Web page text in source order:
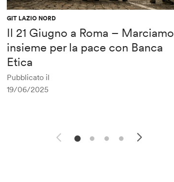
GIT LAZIO NORD
Il 21 Giugno a Roma – Marciamo
insieme per la pace con Banca
Etica
Pubblicato il
19/06/2025